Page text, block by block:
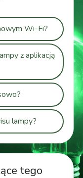
tego
Wi-Fi?
z aplikacją
lampy?